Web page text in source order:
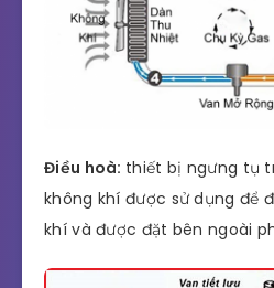
Điều hoà: thiết bị ngưng tụ
không khí được sử dụng để
khí và được đặt bên ngoài